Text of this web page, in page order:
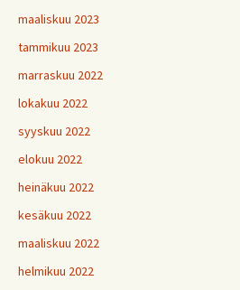
maaliskuu 2023
tammikuu 2023
marraskuu 2022
lokakuu 2022
syyskuu 2022
elokuu 2022
heinäkuu 2022
kesäkuu 2022
maaliskuu 2022
helmikuu 2022